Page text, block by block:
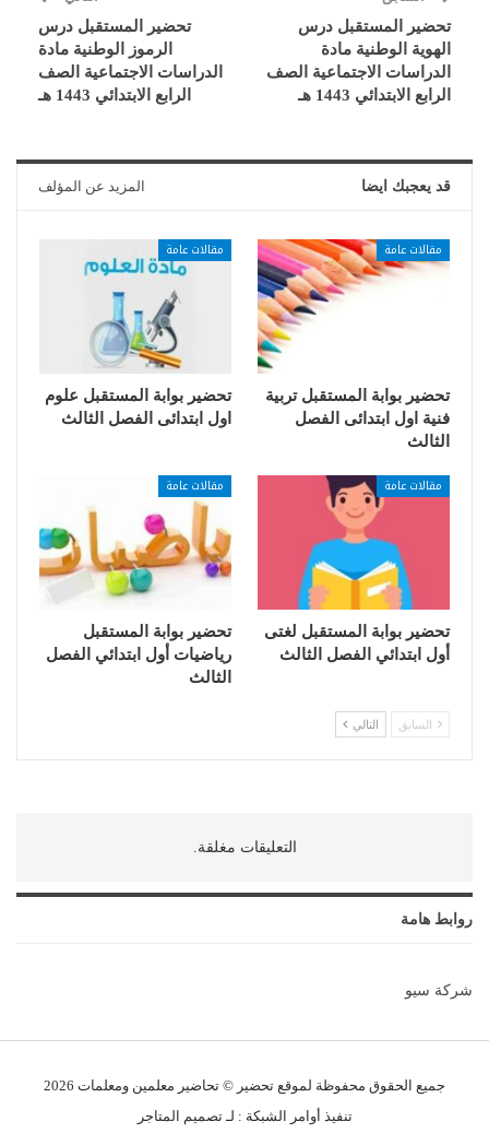
تحضير المستقبل درس
الهوية الوطنية مادة
الدراسات الاجتماعية الصف
الرابع الابتدائي 1443 هـ
تحضير المستقبل درس
الرموز الوطنية مادة
الدراسات الاجتماعية الصف
الرابع الابتدائي 1443 هـ
قد يعجبك ايضا المزيد عن المؤلف
مقالات عامة
تحضير بوابة المستقبل تربية
فنية اول ابتدائى الفصل
الثالث
مقالات عامة
تحضير بوابة المستقبل علوم
اول ابتدائى الفصل الثالث
مقالات عامة
تحضير بوابة المستقبل لغتى
أول ابتدائي الفصل الثالث
مقالات عامة
تحضير بوابة المستقبل
رياضيات أول ابتدائي الفصل
الثالث
السابق التالي
التعليقات مغلقة.
روابط هامة
شركة سيو
جميع الحقوق محفوظة لموقع تحضير © تحاضير معلمين ومعلمات
تنفيذ أوامر الشبكة : لـتصميم المتاجر